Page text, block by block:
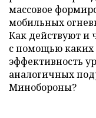
массовое
мобильных
Как действуют и
с помощью
эффективность
аналогичных
Минобороны?